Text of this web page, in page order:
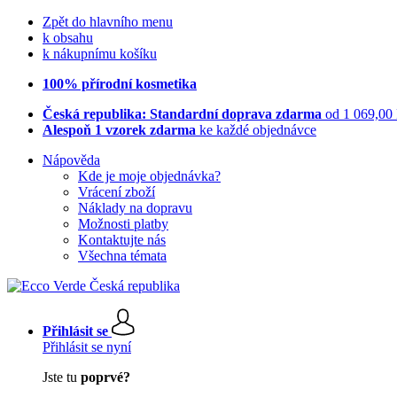
Zpět do hlavního menu
k obsahu
k nákupnímu košíku
100% přírodní kosmetika
Česká republika: Standardní doprava zdarma od 1 069,00
Alespoň 1 vzorek zdarma ke každé objednávce
Nápověda
Kde je moje objednávka?
Vrácení zboží
Náklady na dopravu
Možnosti platby
Kontaktujte nás
Všechna témata
Přihlásit se
Přihlásit se nyní
Jste tu poprvé?